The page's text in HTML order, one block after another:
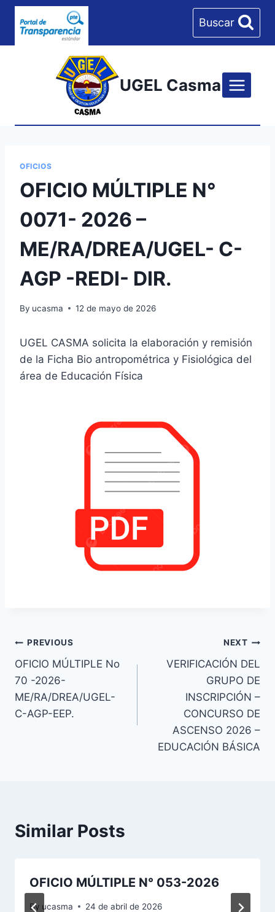
Skip
Buscar
UGEL Casma
OFICIOS
OFICIO MÚLTIPLE N°
0071- 2026 –
ME/RA/DREA/UGEL- C-
AGP -REDI- DIR.
By ucasma 12 de mayo de 2026
UGEL CASMA solicita la elaboración y remisión
de la Ficha Bio antropométrica y Fisiológica del
área de Educación Física
Navegación
de
entradas
PREVIOUS
OFICIO MÚLTIPLE No
70 -2026-
ME/RA/DREA/UGEL-
C-AGP-EEP.
NEXT
VERIFICACIÓN DEL
GRUPO DE
INSCRIPCIÓN –
CONCURSO DE
ASCENSO 2026 –
EDUCACIÓN BÁSICA
Similar Posts
OFICIO MÚLTIPLE N° 053-2026
By ucasma 24 de abril de 2026